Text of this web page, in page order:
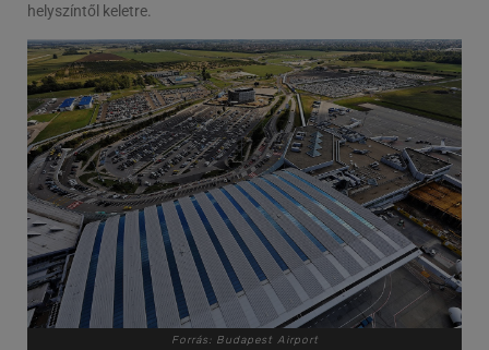
helyszíntől keletre.
Forrás: Budapest Airport